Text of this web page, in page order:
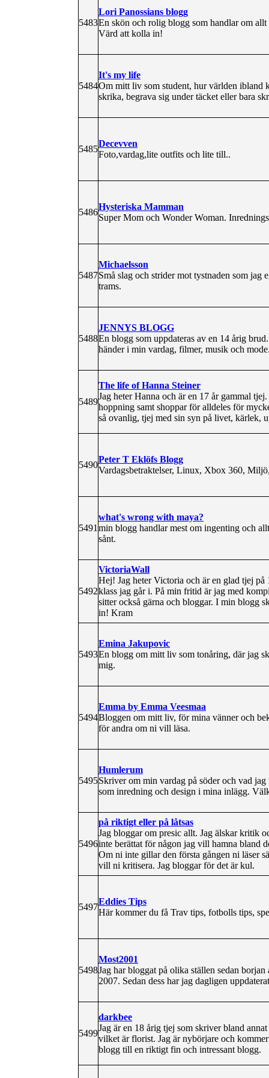
5483
Lori Panossians blogg
En skön och rolig blogg som handlar om
Värd att kolla in!
5484
It's my life
Om mitt liv som student, hur världen ibland
skrika, begrava sig under täcket eller bara
5485
Decevven
Foto,vardag,lite outfits och lite till..
5486
Hysteriska Mamman
Super Mom och Wonder Woman.
5487
Michaelsson
Små slag och strider mot tystnaden som
trams.
5488
JENNYS BLOGG
En blogg som uppdateras av en 14 årig
händer i min vardag, filmer, musik och
5489
The life of Hanna Steiner
Jag heter Hanna och är en 17 år gammal
hoppning samt shoppar för alldeles för
så ovanlig, tjej med sin syn på livet, kärlek,
5490
Peter T Eklöfs Blogg
Vardagsbetraktelser, Linux, Xbox 360,
5491
what's wrong with maya?
min blogg handlar mest om ingenting och
sånt.
5492
VictoriaWall
Hej! Jag heter Victoria och är en glad tjej på
klass jag går i. På min fritid är jag med
sitter också gärna och bloggar. I min blogg
in! Kram
5493
Emina Jakupovic
En blogg om mitt liv som tonåring, där jag
mig.
5494
Emma by Emma Veesmaa
Bloggen om mitt liv, för mina vänner och
för andra om ni vill läsa.
5495
Humlerum
Skriver om min vardag på söder och vad
som inredning och design i mina inlägg.
5496
på riktigt eller på låtsas
Jag bloggar om presic allt. Jag älskar kritik
inte berättat för någon jag vill hamna bland
Om ni inte gillar den första gången ni läser
vill ni kritisera. Jag bloggar för det är kul.
5497
Eddies Tips
Här kommer du få Trav tips, fotbolls tips,
5498
Most2001
Jag har bloggat på olika ställen sedan
2007. Sedan dess har jag dagligen
5499
darkbee
Jag är en 18 årig tjej som skriver bland
vilket är florist. Jag är nybörjare och
blogg till en riktigt fin och intressant blogg.